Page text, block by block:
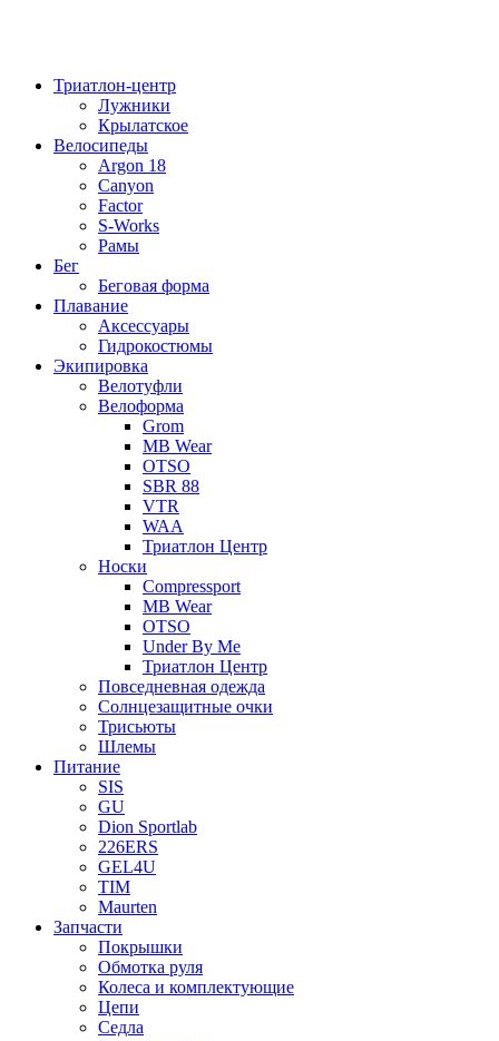
Триатлон-центр
Лужники
Крылатское
Велосипеды
Argon 18
Canyon
Factor
S-Works
Рамы
Бег
Беговая форма
Плавание
Аксессуары
Гидрокостюмы
Экипировка
Велотуфли
Велоформа
Grom
MB Wear
OTSO
SBR 88
VTR
WAA
Триатлон Центр
Носки
Compressport
MB Wear
OTSO
Under By Me
Триатлон Центр
Повседневная одежда
Солнцезащитные очки
Трисьюты
Шлемы
Питание
SIS
GU
Dion Sportlab
226ERS
GEL4U
TIM
Maurten
Запчасти
Покрышки
Обмотка руля
Колеса и комплектующие
Цепи
Седла